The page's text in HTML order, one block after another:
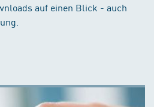
auf einen Blick - auch